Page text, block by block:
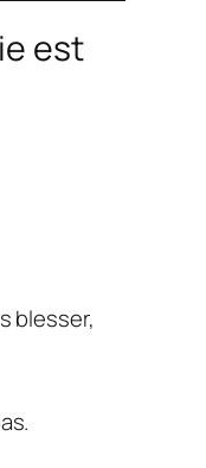
est
blesser,